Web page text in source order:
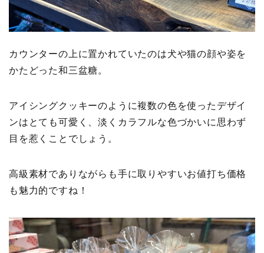
カウンターの上に置かれていたのは犬や猫の顔や姿を
かたどった和三盆糖。
アイシングクッキーのように複数の色を使ったデザイ
ンはとても可愛く、淡くカラフルな色づかいに思わず
目を惹くことでしょう。
高級素材でありながらも手に取りやすいお値打ち価格
も魅力的ですね！